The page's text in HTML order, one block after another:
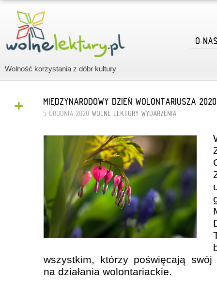
Wolność korzystania z dóbr kultury
O
+ MIĘDZYNARODOWY DZIEŃ WOLONTARIUSZA 2020
5 GRUDNIA 2020 WOLNE LEKTURY WYDARZENIA
wszystkim, którzy poświęcają
na działania wolontariackie.